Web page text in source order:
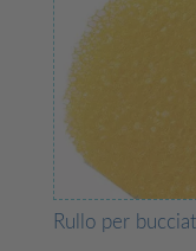
Rullo per